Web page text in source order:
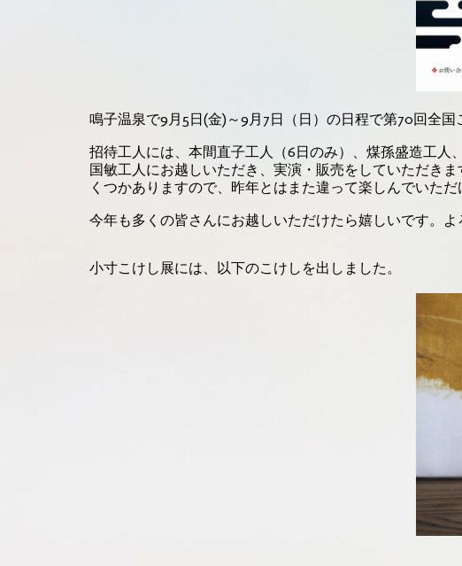
鳴子温泉で9月5日(金)～9月7日（日）の日程で第70回全
招待工人には、本間直子工人（6日のみ）、煤孫盛造工
国敏工人にお越しいただき、実演・販売をしていただき
くつかありますので、昨年とはまた違って楽しんでいた
今年も多くの皆さんにお越しいただけたら嬉しいです。
小寸こけし展には、以下のこけしを出しました。